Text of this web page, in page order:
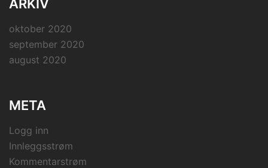
ARKIV
oktober 2020
september 2020
august 2020
META
Logg inn
Innleggsstrøm
Kommentarstrøm